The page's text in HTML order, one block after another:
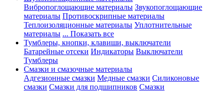
Вибропоглощающие материалы Звукопоглощающие
материалы Противоскрипные материалы
Теплоизоляционные материалы Уплотнительные
материалы ... Показать все
Тумблеры, кнопки, клавиши, выключатели
Батарейные отсеки Индикаторы Выключатели
Тумблеры
Смазки и смазочные материалы
Адгезионные смазки Медные смазки Силиконовые
смазки Смазки для подшипников Смазки